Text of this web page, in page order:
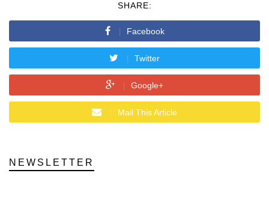
SHARE:
Facebook
Twitter
Google+
Mail This Article
NEWSLETTER